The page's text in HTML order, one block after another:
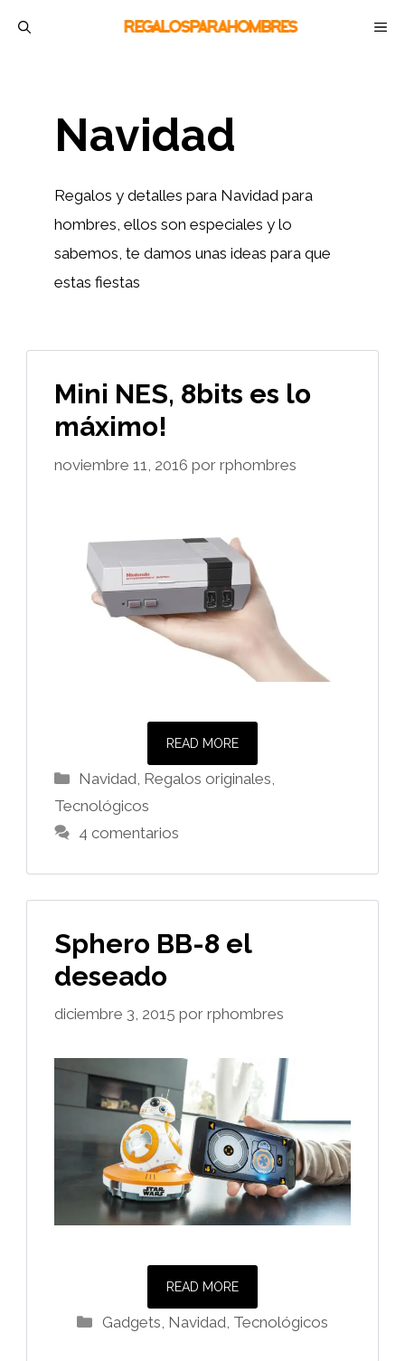
Navidad
Regalos y detalles para Navidad para
hombres, ellos son especiales y lo
sabemos, te damos unas ideas para que
estas fiestas
Mini NES, 8bits es lo
máximo!
noviembre 11, 2016 por rphombres
READ MORE
Categorías
Navidad Regalos originales
Tecnológicos
4 comentarios
Sphero BB-8 el
deseado
diciembre 3, 2015 por rphombres
READ MORE
Categorías
Gadgets Navidad Tecnológicos